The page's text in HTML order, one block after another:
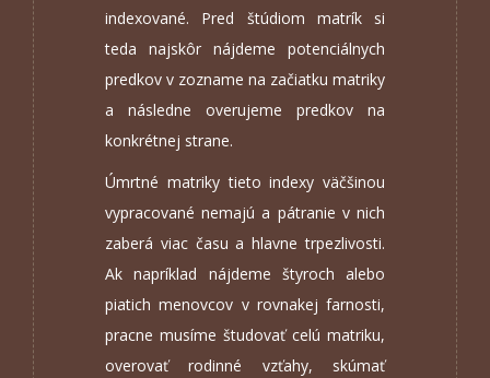
indexované. Pred štúdiom matrík si
teda najskôr nájdeme potenciálnych
predkov v zozname na začiatku matriky
a následne overujeme predkov na
konkrétnej strane.
Úmrtné matriky tieto indexy väčšinou
vypracované nemajú a pátranie v nich
zaberá viac času a hlavne trpezlivosti.
Ak napríklad nájdeme štyroch alebo
piatich menovcov v rovnakej farnosti,
pracne musíme študovať celú matriku,
overovať rodinné vzťahy, skúmať